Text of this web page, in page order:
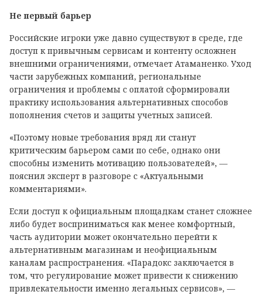
Не первый барьер
Российские игроки уже давно существуют в среде, где
доступ к привычным сервисам и контенту осложнен
внешними ограничениями, отмечает Атаманенко. Уход
части зарубежных компаний, региональные
ограничения и проблемы с оплатой сформировали
практику использования альтернативных способов
пополнения счетов и защиты учетных записей.
«Поэтому новые требования вряд ли станут
критическим барьером сами по себе, однако они
способны изменить мотивацию пользователей», —
пояснил эксперт в разговоре с «Актуальными
комментариями».
Если доступ к официальным площадкам станет сложнее
либо будет восприниматься как менее комфортный,
часть аудитории может окончательно перейти к
альтернативным магазинам и неофициальным
каналам распространения. «Парадокс заключается в
том, что регулирование может привести к снижению
привлекательности именно легальных сервисов», —